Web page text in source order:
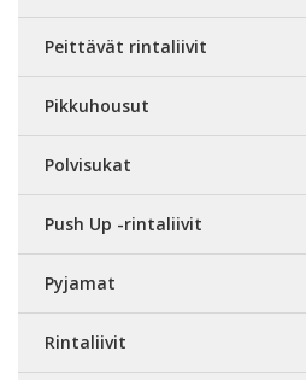
Peittävät rintaliivit
Pikkuhousut
Polvisukat
Push Up -rintaliivit
Pyjamat
Rintaliivit